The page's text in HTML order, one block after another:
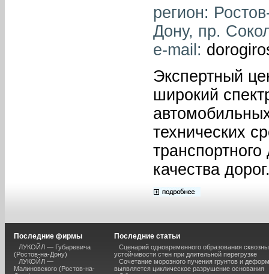
регион:
Дону, пр.
e-mail:
Экспертный
широкий
технических
качества
Последние фирмы
ЛУКОЙЛ — Губаревича
(Ростов-на-Дону)
ЛУКОЙЛ —
Малиновского (Ростов-на-
Последние статьи
Сценарий одновременного образования
устойчивости стен при длительной перегрузке
Сочетание морозного пучения грунтов и
выявляется циклическое разрушение основания